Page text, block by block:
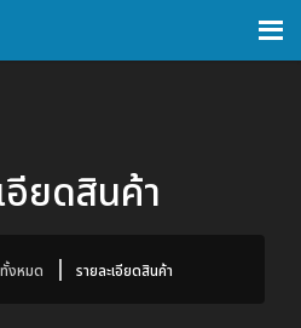
อียดสินค้า
งหมด รายละเอียดสินค้า